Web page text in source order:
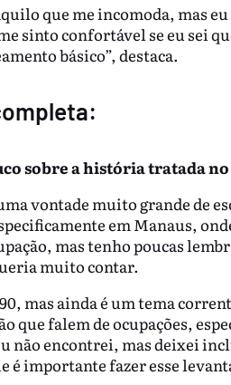
que me incomoda, mas
sinto confortável se eu sei
básico”, destaca.
sobre a história tratada
vontade muito grande de
em Manaus,
mas tenho poucas
muito contar.
mas ainda é um tema
que falem de ocupações,
não encontrei, mas deixei
é importante fazer esse